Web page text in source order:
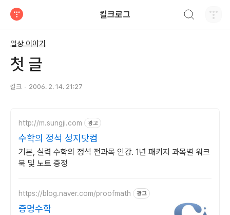
킬크로그
일상 이야기
첫 글
킬크 2006. 2. 14. 21:27
http://m.sungji.com 광고
수학의 정석 성지닷컴
기본, 실력 수학의 정석 전과목 인강. 1년 패키지 과목별 워크
북 및 노트 증정
https://blog.naver.com/proofmath 광고
증명수학